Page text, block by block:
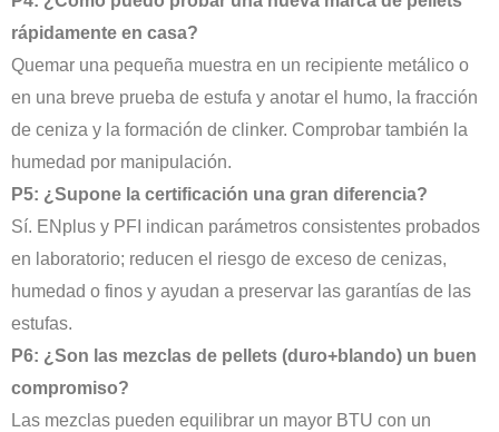
rápidamente en casa?
Quemar una pequeña muestra en un recipiente metálico o
en una breve prueba de estufa y anotar el humo, la fracción
de ceniza y la formación de clinker. Comprobar también la
humedad por manipulación.
P5: ¿Supone la certificación una gran diferencia?
Sí. ENplus y PFI indican parámetros consistentes probados
en laboratorio; reducen el riesgo de exceso de cenizas,
humedad o finos y ayudan a preservar las garantías de las
estufas.
P6: ¿Son las mezclas de pellets (duro+blando) un buen
compromiso?
Las mezclas pueden equilibrar un mayor BTU con un